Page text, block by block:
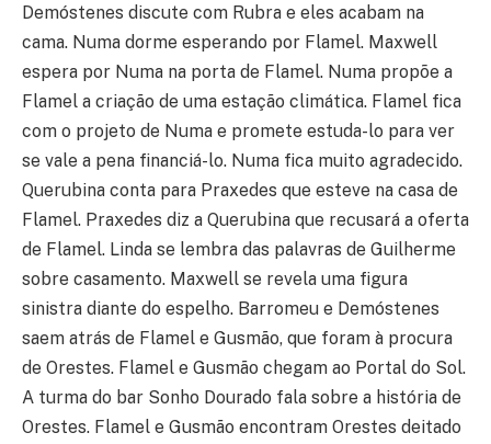
Demóstenes discute com Rubra e eles acabam na
cama. Numa dorme esperando por Flamel. Maxwell
espera por Numa na porta de Flamel. Numa propõe a
Flamel a criação de uma estação climática. Flamel fica
com o projeto de Numa e promete estuda-lo para ver
se vale a pena financiá-lo. Numa fica muito agradecido.
Querubina conta para Praxedes que esteve na casa de
Flamel. Praxedes diz a Querubina que recusará a oferta
de Flamel. Linda se lembra das palavras de Guilherme
sobre casamento. Maxwell se revela uma figura
sinistra diante do espelho. Barromeu e Demóstenes
saem atrás de Flamel e Gusmão, que foram à procura
de Orestes. Flamel e Gusmão chegam ao Portal do Sol.
A turma do bar Sonho Dourado fala sobre a história de
Orestes. Flamel e Gusmão encontram Orestes deitado